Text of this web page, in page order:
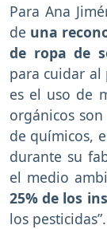
Para Ana
de una
de ropa de
para cuidar al
es el uso de
orgánicos
de químicos,
durante su
el medio
25% de los
los pesticidas”.